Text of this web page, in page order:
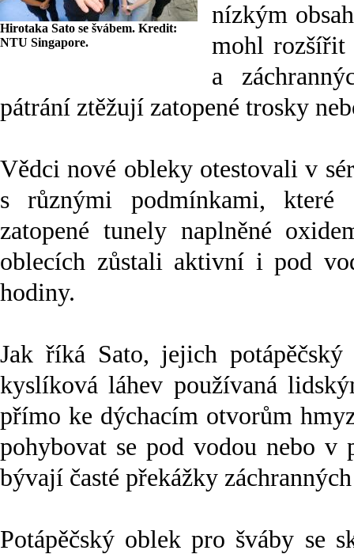
Hirotaka Sato se švábem. Kredit:
NTU Singapore.
nízkým
mohl rozšířit
a
pátrání ztěžují zatopené trosky
Vědci nové obleky otestovali v
s různými podmínkami, které
zatopené tunely naplněné
oblecích zůstali aktivní i pod
hodiny.
Jak říká Sato, jejich
kyslíková láhev používaná
přímo ke dýchacím otvorům
pohybovat se pod vodou nebo v
bývají časté překážky
Potápěčský oblek pro šváby se